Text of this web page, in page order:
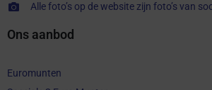
Alle foto’s op de website zijn foto’s van
Ons aanbod
Euromunten